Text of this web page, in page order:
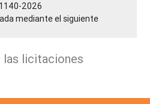
2026
mediante el siguiente
las licitaciones